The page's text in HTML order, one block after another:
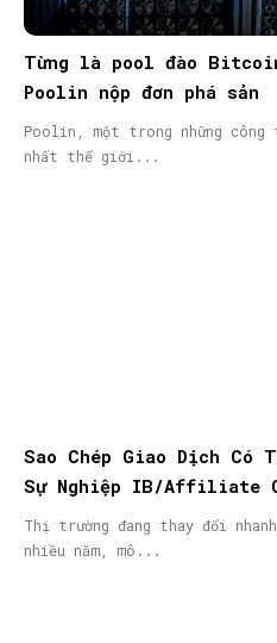
Từng là pool đào
Poolin nộp đơn phá sản
Poolin, một trong những
nhất thế giới...
Sao Chép Giao Dịch Có
Sự Nghiệp IB/Affiliate
Thị trường đang thay đổi nhanh
nhiều năm, mô...